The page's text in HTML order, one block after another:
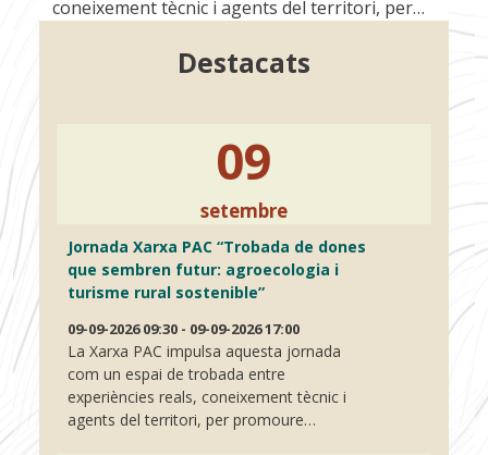
coneixement tècnic i agents del territori, per…
Destacats
09
setembre
Jornada Xarxa PAC “Trobada de dones
que sembren futur: agroecologia i
turisme rural sostenible”
09-09-2026 09:30 - 09-09-2026 17:00
La Xarxa PAC impulsa aquesta jornada
com un espai de trobada entre
experiències reals, coneixement tècnic i
agents del territori, per promoure…